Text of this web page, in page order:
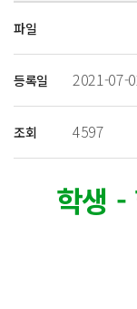
파일
등록일 2021-07-
조회 4597
학생 -